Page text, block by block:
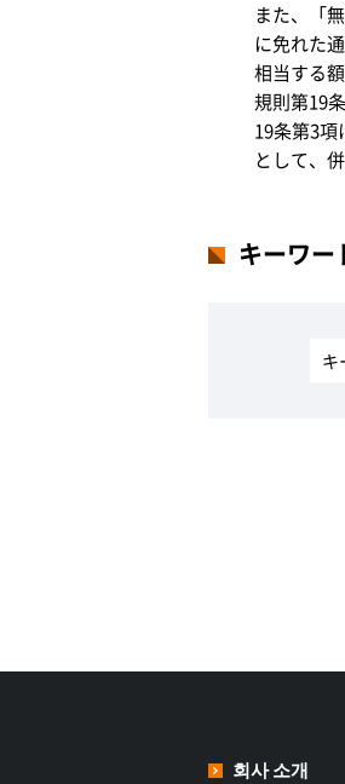
また、「
に免れた
相当する
規則第19
19条第3
として、
キーワー
회사 소개